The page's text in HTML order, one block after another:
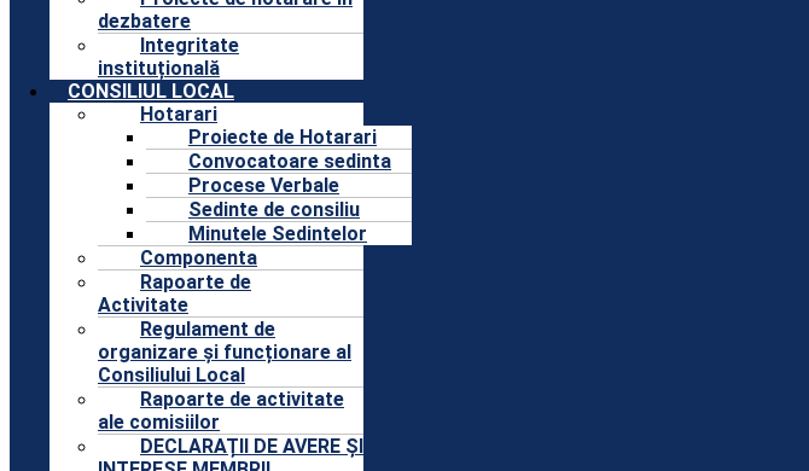
dezbatere
Integritate
instituțională
CONSILIUL LOCAL
Hotarari
Proiecte de Hotarari
Convocatoare sedinta
Procese Verbale
Sedinte de consiliu
Minutele Sedintelor
Componenta
Rapoarte de
Activitate
Regulament de
organizare și funcționare al
Consiliului Local
Rapoarte de activitate
ale comisiilor
DECLARAȚII DE AVERE ȘI